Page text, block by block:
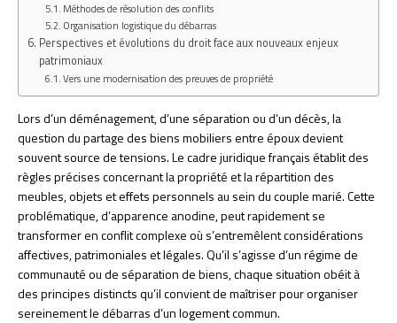
Méthodes de résolution des conflits
Organisation logistique du débarras
Perspectives et évolutions du droit face aux nouveaux enjeux
patrimoniaux
Vers une modernisation des preuves de propriété
Lors d’un déménagement, d’une séparation ou d’un décès, la
question du partage des biens mobiliers entre époux devient
souvent source de tensions. Le cadre juridique français établit des
règles précises concernant la propriété et la répartition des
meubles, objets et effets personnels au sein du couple marié. Cette
problématique, d’apparence anodine, peut rapidement se
transformer en conflit complexe où s’entremêlent considérations
affectives, patrimoniales et légales. Qu’il s’agisse d’un régime de
communauté ou de séparation de biens, chaque situation obéit à
des principes distincts qu’il convient de maîtriser pour organiser
sereinement le débarras d’un logement commun.